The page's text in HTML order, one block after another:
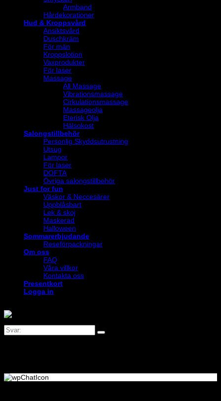
Armband
Hårdekorationer
Hud & Kroppsvård
Ansiktsvård
Duschkräm
För män
Kroppslotion
Vaxprodukter
För laser
Massage
All Massage
Vibrationsmassage
Cirkulationsmassage
Massageolja
Eterisk Olja
Hälsokost
Salongstillbehör
Personlig Skyddsutrustning
Utsug
Lampor
För laser
DOFTA
Övriga salongstillbehör
Just for fun
Väskor & Neccesärer
Uppblåsbart
Lek & skoj
Maskerad
Halloween
Sommarerbjudande
Reseförpackningar
Om oss
FAQ
Våra villkor
Kontakta oss
Presentkort
Logga in